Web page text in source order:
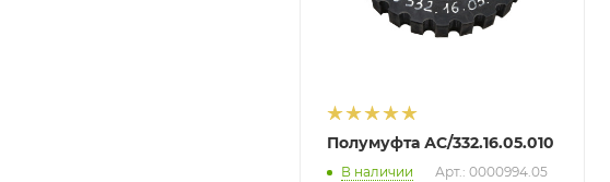
Полумуфта АС/332.16.05.010
В наличии Арт.: 0000994.05